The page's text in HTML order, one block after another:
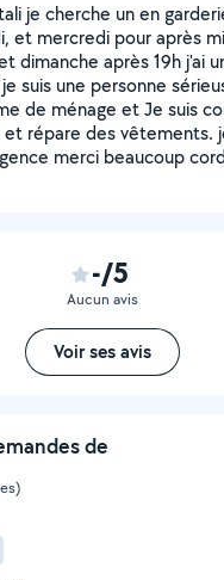
je cherche un en
et mercredi pour après
dimanche après 19h j'ai
suis une personne
de ménage et Je suis
répare des vêtements.
merci beaucoup
-/5
Aucun avis
Voir ses avis
de